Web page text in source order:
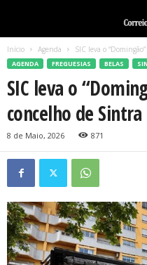
Início Agenda SIC leva o
AGENDA FREGUESIAS BELAS
SIC leva o
concelho de Sintra
8 de Maio, 2026 871